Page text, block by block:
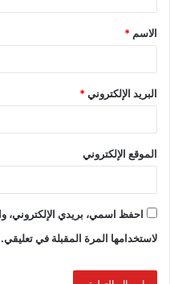
الاسم *
البريد الإلكتروني*
الموقع الإلكتروني
احفظ اسمي، بريدي الإلكتروني،
لاستخدامها المرة المقبلة في تعليقي.